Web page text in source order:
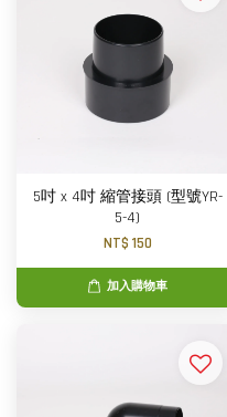
5吋 x 4吋 縮管接頭 (型號YR-
5-4)
NT$ 150
加入購物車